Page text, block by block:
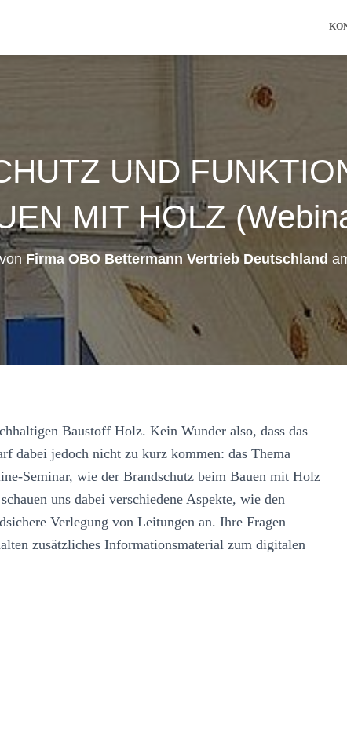
UND
MIT HOLZ
Firma OBO Bettermann Vertrieb Deutschland
Baustoff Holz. Kein Wunder also, dass das
dabei jedoch nicht zu kurz kommen: das Thema
Seminar, wie der Brandschutz beim Bauen mit Holz
uns dabei verschiedene Aspekte, wie den
Verlegung von Leitungen an. Ihre Fragen
zusätzliches Informationsmaterial zum digitalen